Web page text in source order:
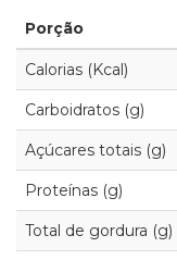
Porção
Calorias (Kcal)
Carboidratos (g)
Açúcares totais (g)
Proteínas (g)
Total de gordura (g)